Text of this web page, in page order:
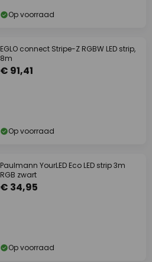
Op voorraad
EGLO connect Stripe-Z RGBW LED strip,
8m
€ 91,41
Op voorraad
Paulmann YourLED Eco LED strip 3m
RGB zwart
€ 34,95
Op voorraad